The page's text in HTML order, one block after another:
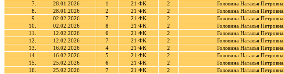
7.
28.01.2026 1 21 ФК 2
Головина Наталья Петровна
8.
28.01.2026 2 21 ФК 2
Головина Наталья Петровна
9.
02.02.2026 7 21 ФК 2
Головина Наталья Петровна
10.
02.02.2026 8 21 ФК 2
Головина Наталья Петровна
11.
12.02.2026 6 21 ФК 2
Головина Наталья Петровна
12.
12.02.2026 7 21 ФК 2
Головина Наталья Петровна
13.
16.02.2026 4 21 ФК 2
Головина Наталья Петровна
14.
16.02.2026 5 21 ФК 2
Головина Наталья Петровна
15.
25.02.2026 6 21 ФК 2
Головина Наталья Петровна
16.
25.02.2026 7 21 ФК 2
Головина Наталья Петровна